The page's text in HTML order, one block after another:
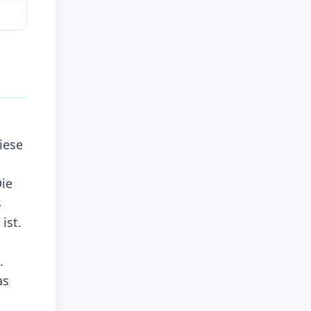
ist.